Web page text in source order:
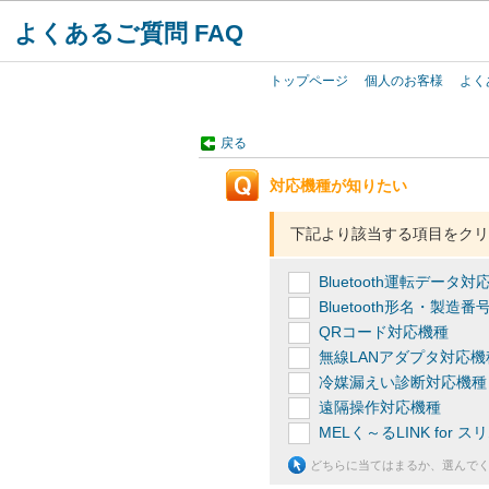
よくあるご質問 FAQ
トップページ 個人のお客様 よく
戻る
対応機種が知りたい
下記より該当する項目をク
Bluetooth運転データ対
Bluetooth形名・製造番
QRコード対応機種
無線LANアダプタ対応機
冷媒漏えい診断対応機種
遠隔操作対応機種
MELく～るLINK for ス
どちらに当てはまるか、選んで